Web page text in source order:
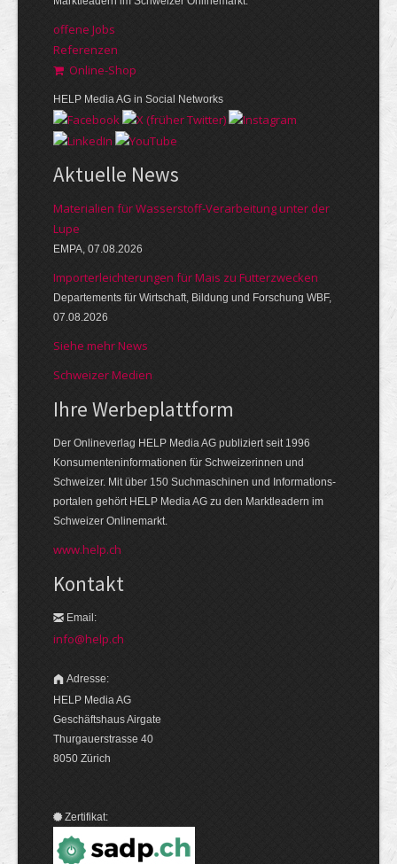
offene Jobs
Referenzen
Online-Shop
HELP Media AG in Social Networks
Aktuelle News
Materialien für Wasserstoff-Verarbeitung unter der
Lupe
EMPA, 07.08.2026
Importerleichterungen für Mais zu Futterzwecken
Departements für Wirtschaft, Bildung und Forschung WBF,
07.08.2026
Siehe mehr News
Schweizer Medien
Ihre Werbeplattform
Der Onlineverlag HELP Media AG publiziert seit 1996
Konsumenten­informationen für Schweizerinnen und
Schweizer. Mit über 150 Suchmaschinen und Informations­
portalen gehört HELP Media AG zu den Markt­leadern im
Schweizer Onlinemarkt.
www.help.ch
Kontakt
Email:
info@help.ch
Adresse:
HELP Media AG
Geschäftshaus Airgate
Thurgauerstrasse 40
8050 Zürich
Zertifikat: